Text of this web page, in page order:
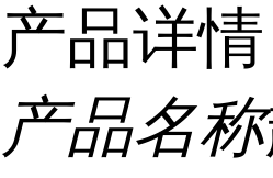
产品详情
产品名称